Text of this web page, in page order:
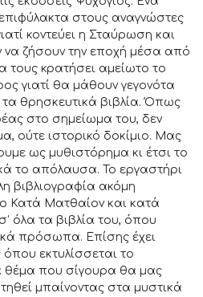
στους αναγνώστες
κοντεύει η Σταύρωση και
ζήσουν την εποχή μέσα από
τους κρατήσει αμείωτο το
γιατί θα μάθουν γεγονότα
θρησκευτικά βιβλία. Όπως
στο σημείωμα του, δεν
ούτε ιστορικό δοκίμιο. Μας
ως μυθιστόρημα κι έτσι το
το απόλαυσα. Το εργαστήρι
βιβλιογραφία ακόμη
Κατά Ματθαίον και κατά
όλα τα βιβλία του, όπου
πρόσωπα. Επίσης έχει
εκτυλίσσεται το
θέμα που σίγουρα θα μας
μπαίνοντας στα μυστικά